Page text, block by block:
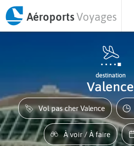
AéroportsVoyages
destination
Valence
Vol pas cher Valence
À voir / À faire